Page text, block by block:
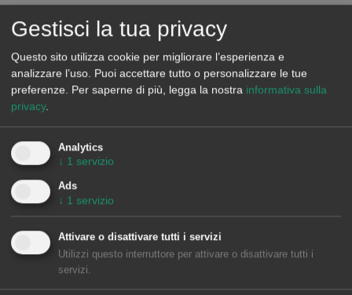
Gestisci la tua privacy
Questo sito utilizza cookie per migliorare l’esperienza e
analizzare l’uso. Puoi accettare tutto o personalizzare le tue
preferenze. Per saperne di più, legga la nostra informativa sulla
privacy.
Analytics
↓ 1 servizio
Ads
↓ 1 servizio
Attivare o disattivare tutti i servizi
Utilizzi questo interruttore per attivare o disattivare tutti i
servizi.